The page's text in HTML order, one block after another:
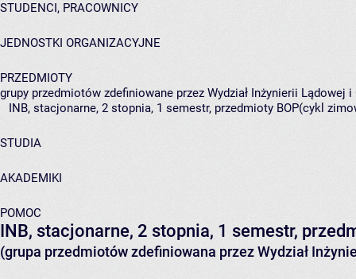
STUDENCI, PRACOWNICY
JEDNOSTKI ORGANIZACYJNE
PRZEDMIOTY
grupy przedmiotów zdefiniowane przez Wydział Inżynierii Lądowej
INB, stacjonarne, 2 stopnia, 1 semestr, przedmioty BOP(cykl
STUDIA
AKADEMIKI
POMOC
INB, stacjonarne, 2 stopnia, 1 semestr,
(grupa przedmiotów zdefiniowana przez Wydział